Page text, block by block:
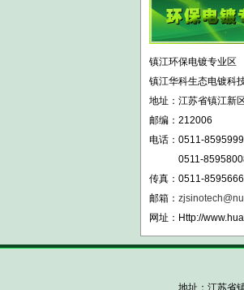
镇江环保电镀专业区
镇江华科生态电镀科
地址：江苏省镇江新
邮编：212006
电话：0511-
0511-
传真：0511-
邮箱：
网址：Http://
地址：江苏省